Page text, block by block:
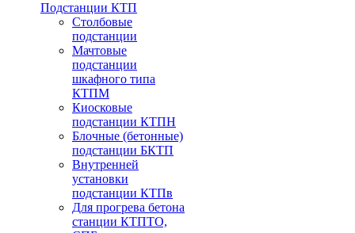
Подстанции КТП
Столбовые
подстанции
Мачтовые
подстанции
шкафного типа
КТПМ
Киосковые
подстанции КТПН
Блочные (бетонные)
подстанции БКТП
Внутренней
установки
подстанции КТПв
Для прогрева бетона
станции КТПТО,